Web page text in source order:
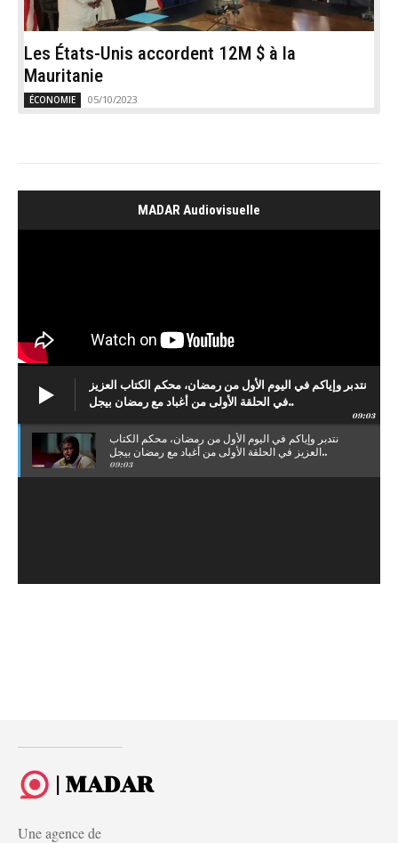
Les États-Unis accordent 12M $ à la
Mauritanie
ÉCONOMIE 05/10/2023
MADAR Audiovisuelle
نتدبر وإياكم في اليوم الأول من رمضان، محكم الكتاب العزيز
في الحلقة الأولى من أغباد مع رمضان بيجل..
09:03
نتدبر وإياكم في اليوم الأول من رمضان، محكم الكتاب
العزيز في الحلقة الأولى من أغباد مع رمضان بيجل..
09:03
| MADAR
Une agence de